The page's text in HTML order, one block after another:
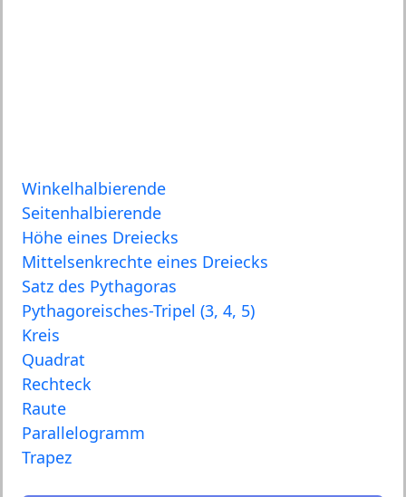
Winkelhalbierende
Seitenhalbierende
Höhe eines Dreiecks
Mittelsenkrechte eines Dreiecks
Satz des Pythagoras
Pythagoreisches-Tripel (3, 4, 5)
Kreis
Quadrat
Rechteck
Raute
Parallelogramm
Trapez